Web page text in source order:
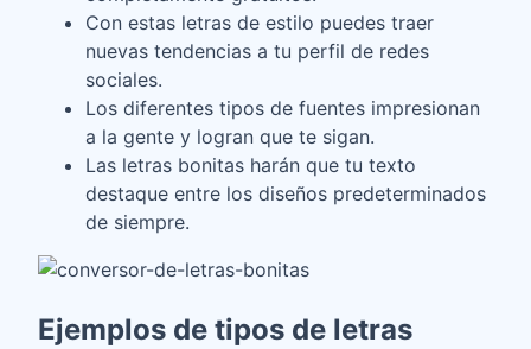
Con estas letras de estilo puedes traer
nuevas tendencias a tu perfil de redes
sociales.
Los diferentes tipos de fuentes impresionan
a la gente y logran que te sigan.
Las letras bonitas harán que tu texto
destaque entre los diseños predeterminados
de siempre.
Ejemplos de tipos de letras